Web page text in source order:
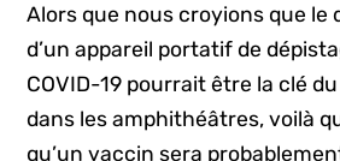
Alors que nous croyions que le
d’un appareil portatif de
COVID-19 pourrait être la clé
dans les amphithéâtres, voilà
qu’un vaccin sera